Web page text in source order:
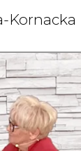
Kornacka